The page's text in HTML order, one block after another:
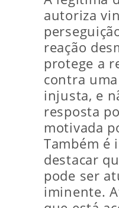
autoriza
reação
protege a
contra
injusta, e
resposta
motivada
Também é
destacar
pode ser
iminente.